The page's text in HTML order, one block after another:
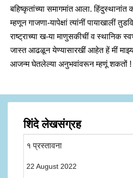
बहिष्कृतांच्या समागमांत आला. हिंदुस्थानांत
म्हणून गाजणा-यापेक्षां त्यांनीं पायाखालीं
राष्ट्राच्या ख-या माणुसकीचीं व स्थानिक
जास्त आढळून येण्यासारखीं आहेत हें मीं
आजन्म घेतलेल्या अनुभवांवरून म्हणूं शकतों !
शिंदे लेखसंग्रह
१ प्रस्तावना
22 August 2022